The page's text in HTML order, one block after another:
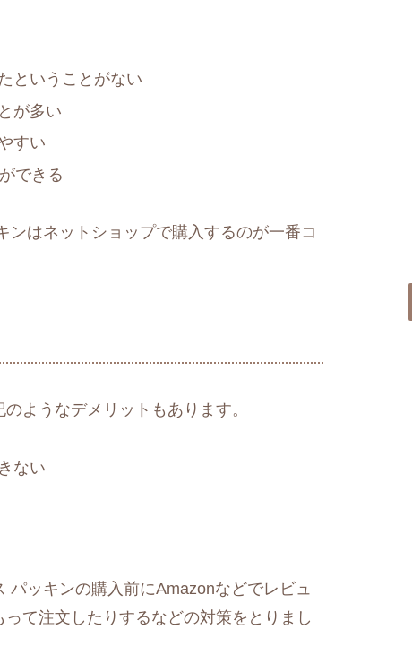
ということがない
が多い
すい
できる
はネットショップで購入するのが一番コ
ようなデメリットもあります。
ない
パッキンの購入前にAmazonなどでレビュ
て注文したりするなどの対策をとりまし